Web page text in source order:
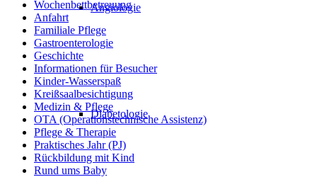
Angiologie
Diabetologie
Wochenbettbetreuung
Anfahrt
Familiale Pflege
Gastroenterologie
Geschichte
Informationen für Besucher
Kinder-Wasserspaß
Kreißsaalbesichtigung
Medizin & Pflege
OTA (Operationstechnische Assistenz)
Pflege & Therapie
Praktisches Jahr (PJ)
Rückbildung mit Kind
Rund ums Baby